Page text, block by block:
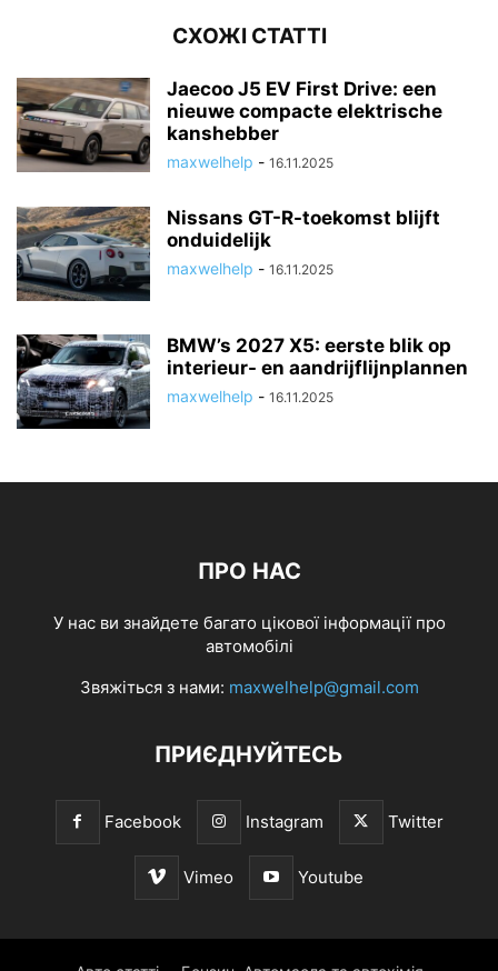
СХОЖІ СТАТТІ
Jaecoo J5 EV First Drive: een
nieuwe compacte elektrische
kanshebber
maxwelhelp - 16.11.2025
Nissans GT-R-toekomst blijft
onduidelijk
maxwelhelp - 16.11.2025
BMW’s 2027 X5: eerste blik op
interieur- en aandrijflijnplannen
maxwelhelp - 16.11.2025
ПРО НАС
У нас ви знайдете багато цікової інформації про
автомобілі
Звяжіться з нами: maxwelhelp@gmail.com
ПРИЄДНУЙТЕСЬ
Facebook Instagram Twitter
Vimeo Youtube